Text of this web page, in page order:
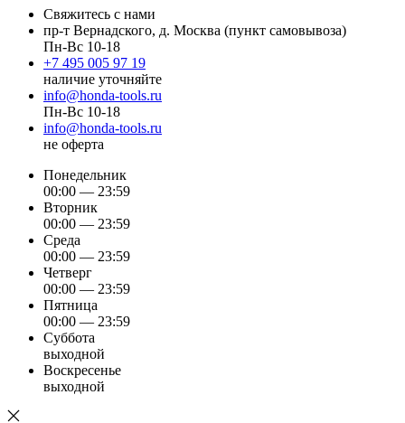
Свяжитесь с нами
пр-т Вернадского, д. Москва (пункт самовывоза)
Пн-Вс 10-18
+7 495 005 97 19
наличие уточняйте
info@honda-tools.ru
Пн-Вс 10-18
info@honda-tools.ru
не оферта
Понедельник
00:00 — 23:59
Вторник
00:00 — 23:59
Среда
00:00 — 23:59
Четверг
00:00 — 23:59
Пятница
00:00 — 23:59
Суббота
выходной
Воскресенье
выходной